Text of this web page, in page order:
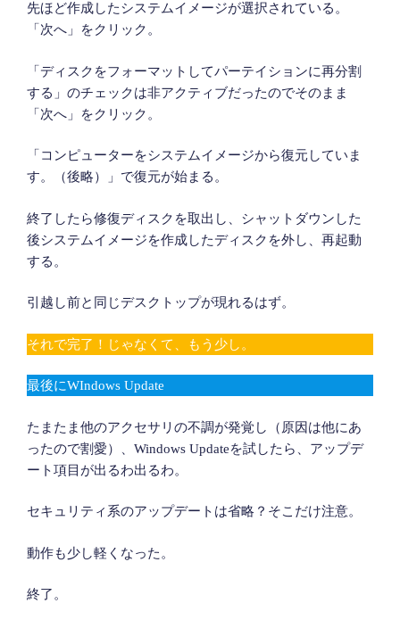
先ほど作成したシステムイメージが選択されている。
「次へ」をクリック。
「ディスクをフォーマットしてパーテイションに再分割
する」のチェックは非アクティブだったのでそのまま
「次へ」をクリック。
「コンピューターをシステムイメージから復元していま
す。（後略）」で復元が始まる。
終了したら修復ディスクを取出し、シャットダウンした
後システムイメージを作成したディスクを外し、再起動
する。
引越し前と同じデスクトップが現れるはず。
それで完了！じゃなくて、もう少し。
最後にWIndows Update
たまたま他のアクセサリの不調が発覚し（原因は他にあ
ったので割愛）、Windows Updateを試したら、アップデ
ート項目が出るわ出るわ。
セキュリティ系のアップデートは省略？そこだけ注意。
動作も少し軽くなった。
終了。